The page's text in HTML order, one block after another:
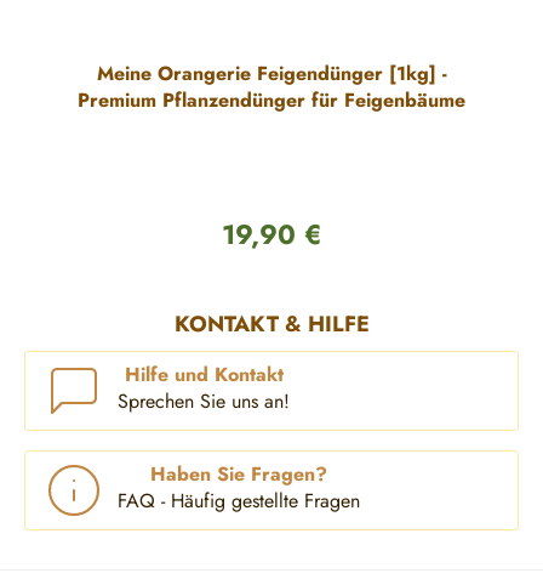
Meine Orangerie Feigendünger [1kg] -
Premium Pflanzendünger für Feigenbäume
Regulärer Preis:
19,90 €
KONTAKT & HILFE
Hilfe und Kontakt
Sprechen Sie uns an!
Haben Sie Fragen?
FAQ - Häufig gestellte Fragen